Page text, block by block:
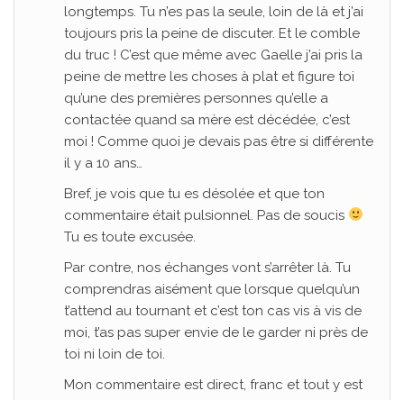
longtemps. Tu n’es pas la seule, loin de là et j’ai
toujours pris la peine de discuter. Et le comble
du truc ! C’est que même avec Gaelle j’ai pris la
peine de mettre les choses à plat et figure toi
qu’une des premières personnes qu’elle a
contactée quand sa mère est décédée, c’est
moi ! Comme quoi je devais pas être si différente
il y a 10 ans…
Bref, je vois que tu es désolée et que ton
commentaire était pulsionnel. Pas de soucis
Tu es toute excusée.
Par contre, nos échanges vont s’arrêter là. Tu
comprendras aisément que lorsque quelqu’un
t’attend au tournant et c’est ton cas vis à vis de
moi, t’as pas super envie de le garder ni près de
toi ni loin de toi.
Mon commentaire est direct, franc et tout y est